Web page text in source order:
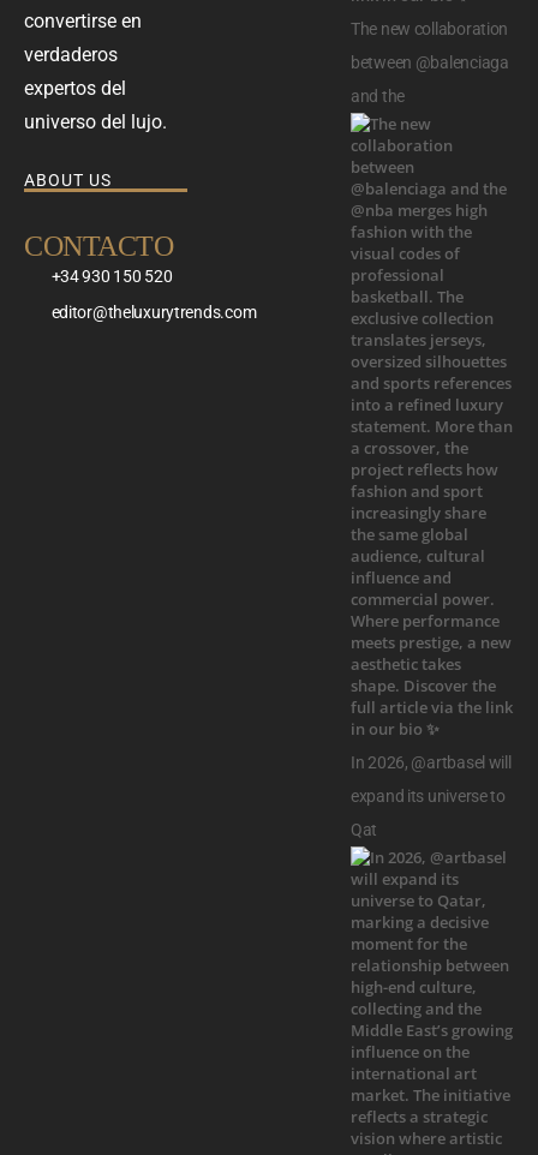
convertirse en
verdaderos
expertos del
universo del lujo.
ABOUT US
CONTACTO
+34 930 150 520
editor@theluxurytrends.com
The new collaboration
between @balenciaga
and the
In 2026, @artbasel will
expand its universe to
Qat